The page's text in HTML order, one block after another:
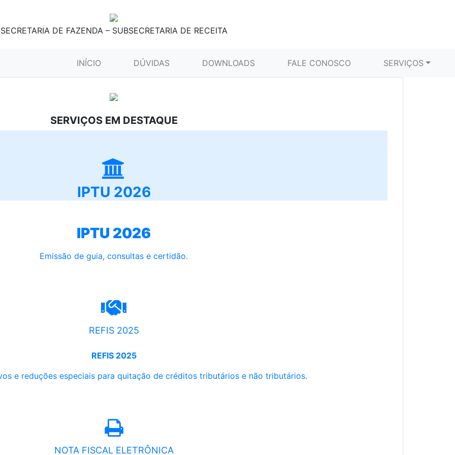
SECRETARIA DE FAZENDA – SUBSECRETARIA DE RECEITA
INÍCIO (CURRENT)DÚVIDAS DOWNLOADS FALE CONOSCO SERVIÇOS
SERVIÇOS EM DESTAQUE
IPTU 2026
IPTU 2026
Emissão de guia, consultas e certidão.
REFIS 2025
REFIS 2025
e reduções especiais para quitação de créditos tributários e não tributários.
NOTA FISCAL ELETRÔNICA